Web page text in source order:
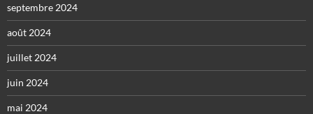
septembre 2024
août 2024
juillet 2024
juin 2024
mai 2024